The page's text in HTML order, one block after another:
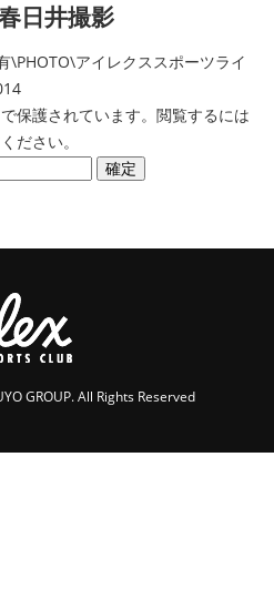
日井撮影
アイレクススポーツライ
保護されています。閲覧するには
ださい。
GROUP. All Rights Reserved